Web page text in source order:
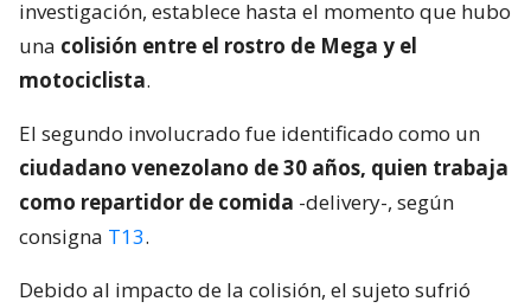
investigación, establece hasta el momento que hubo
una colisión entre el rostro de Mega y el
motociclista.
El segundo involucrado fue identificado como un
ciudadano venezolano de 30 años, quien trabaja
como repartidor de comida -delivery-, según
consigna T13.
Debido al impacto de la colisión, el sujeto sufrió